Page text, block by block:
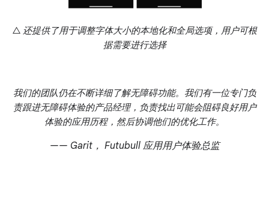
△ 还提供了用于调整字体大小的本地化和全局选项，用户可根
据需要进行选择
我们的团队仍在不断详细了解无障碍功能。我们有一位专门负
责跟进无障碍体验的产品经理，负责找出可能会阻碍良好用户
体验的应用历程，然后协调他们的优化工作。
—— Garit， Futubull 应用用户体验总监